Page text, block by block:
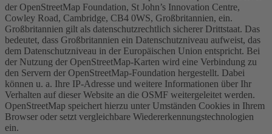
der OpenStreetMap Foundation, St John’s Innovation Centre,
Cowley Road, Cambridge, CB4 0WS, Großbritannien, ein.
Großbritannien gilt als datenschutzrechtlich sicherer Drittstaat. Das
bedeutet, dass Großbritannien ein Datenschutzniveau aufweist, das
dem Datenschutzniveau in der Europäischen Union entspricht. Bei
der Nutzung der OpenStreetMap-Karten wird eine Verbindung zu
den Servern der OpenStreetMap-Foundation hergestellt. Dabei
können u. a. Ihre IP-Adresse und weitere Informationen über Ihr
Verhalten auf dieser Website an die OSMF weitergeleitet werden.
OpenStreetMap speichert hierzu unter Umständen Cookies in Ihrem
Browser oder setzt vergleichbare Wiedererkennungstechnologien
ein.